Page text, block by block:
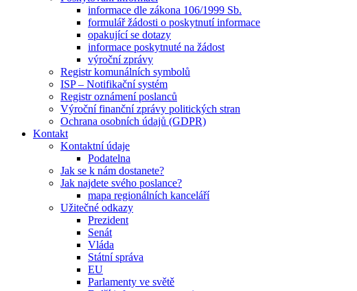
informace dle zákona 106/1999 Sb.
formulář žádosti o poskytnutí informace
opakující se dotazy
informace poskytnuté na žádost
výroční zprávy
Registr komunálních symbolů
ISP – Notifikační systém
Registr oznámení poslanců
Výroční finanční zprávy politických stran
Ochrana osobních údajů (GDPR)
Kontakt
Kontaktní údaje
Podatelna
Jak se k nám dostanete?
Jak najdete svého poslance?
mapa regionálních kanceláří
Užitečné odkazy
Prezident
Senát
Vláda
Státní správa
EU
Parlamenty ve světě